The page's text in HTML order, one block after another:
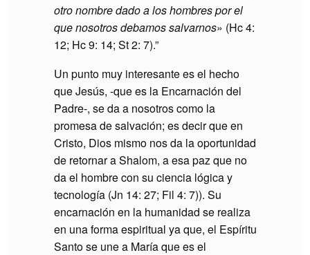
otro nombre dado a los hombres por el
que nosotros debamos salvarnos» (Hc 4:
12; Hc 9: 14; St 2: 7).”
Un punto muy interesante es el hecho
que Jesús, -que es la Encarnación del
Padre-, se da a nosotros como la
promesa de salvación; es decir que en
Cristo, Dios mismo nos da la oportunidad
de retornar a Shalom, a esa paz que no
da el hombre con su ciencia lógica y
tecnología (Jn 14: 27; Fil 4: 7)). Su
encarnación en la humanidad se realiza
en una forma espiritual ya que, el Espíritu
Santo se une a María que es el